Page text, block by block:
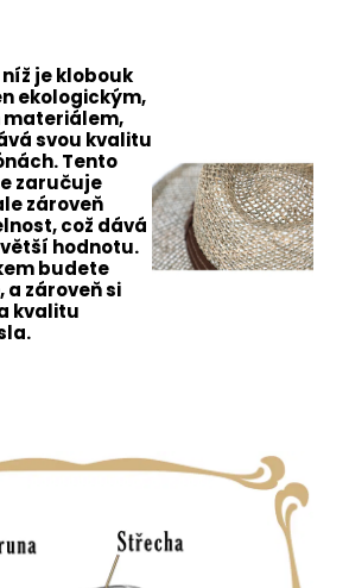
je klobouk
ekologickým,
materiálem,
svou kvalitu
Tento
zaručuje
zároveň
což dává
hodnotu.
budete
zároveň si
kvalitu